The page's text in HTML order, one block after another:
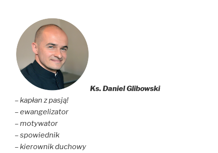
Ks. Daniel Glibowski
– kapłan z pasją!
– ewangelizator
– motywator
– spowiednik
– kierownik duchowy